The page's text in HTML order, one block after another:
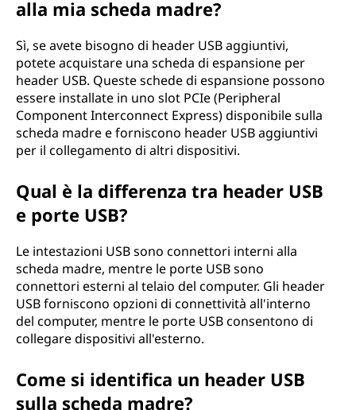
alla mia scheda madre?
Sì, se avete bisogno di header USB aggiuntivi,
potete acquistare una scheda di espansione per
header USB. Queste schede di espansione possono
essere installate in uno slot PCIe (Peripheral
Component Interconnect Express) disponibile sulla
scheda madre e forniscono header USB aggiuntivi
per il collegamento di altri dispositivi.
Qual è la differenza tra header USB
e porte USB?
Le intestazioni USB sono connettori interni alla
scheda madre, mentre le porte USB sono
connettori esterni al telaio del computer. Gli header
USB forniscono opzioni di connettività all'interno
del computer, mentre le porte USB consentono di
collegare dispositivi all'esterno.
Come si identifica un header USB
sulla scheda madre?